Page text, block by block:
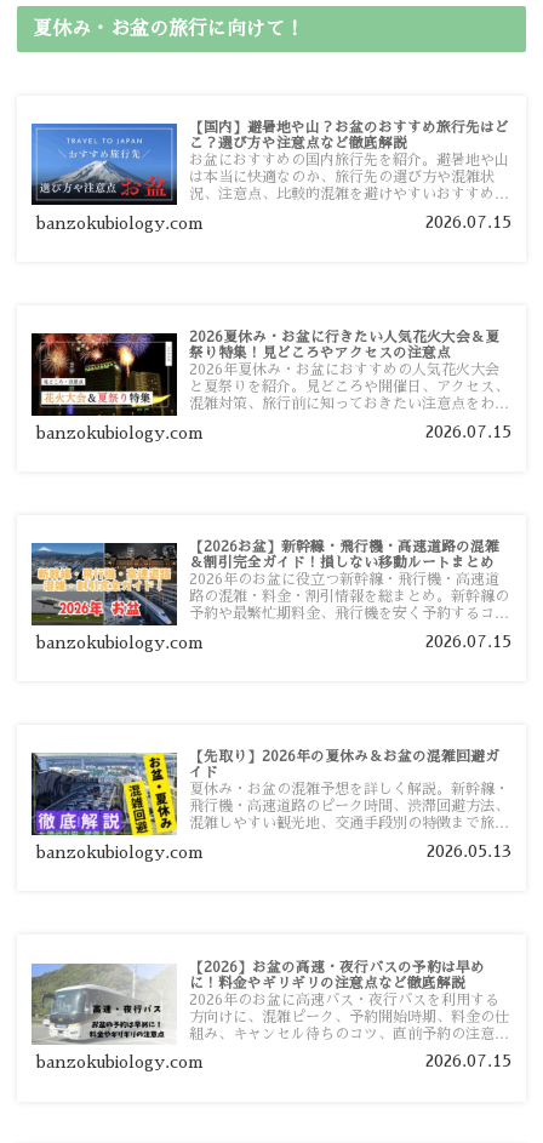
夏休み・お盆の旅行に向けて！
【国内】避暑地や山？お盆のおすすめ旅行先はど
こ？選び方や注意点など徹底解説
お盆におすすめの国内旅行先を紹介。避暑地や山
は本当に快適なのか、旅行先の選び方や混雑状
況、注意点、比較的混雑を避けやすいおすすめス
す。
banzokubiology.com 2026.07.15
2026夏休み・お盆に行きたい人気花火大会＆夏
祭り特集！見どころやアクセスの注意点
2026年夏休み・お盆におすすめの人気花火大会
と夏祭りを紹介。見どころや開催日、アクセス、
混雑対策、旅行前に知っておきたい注意点をわか
banzokubiology.com 2026.07.15
【2026お盆】新幹線・飛行機・高速道路の混雑
＆割引完全ガイド！損しない移動ルートまとめ
2026年のお盆に役立つ新幹線・飛行機・高速道
路の混雑・料金・割引情報を総まとめ。新幹線の
予約や最繁忙期料金、飛行機を安く予約するコ
い移動方法を分かりやすく解説します。
banzokubiology.com 2026.07.15
【先取り】2026年の夏休み＆お盆の混雑回避ガ
イド
夏休み・お盆の混雑予想を詳しく解説。新幹線・
飛行機・高速道路のピーク時間、渋滞回避方法、
混雑しやすい観光地、交通手段別の特徴まで旅行
banzokubiology.com 2026.05.13
【2026】お盆の高速・夜行バスの予約は早め
に！料金やギリギリの注意点など徹底解説
2026年のお盆に高速バス・夜行バスを利用する
方向けに、混雑ピーク、予約開始時期、料金の仕
組み、キャンセル待ちのコツ、直前予約の注意点
banzokubiology.com 2026.07.15